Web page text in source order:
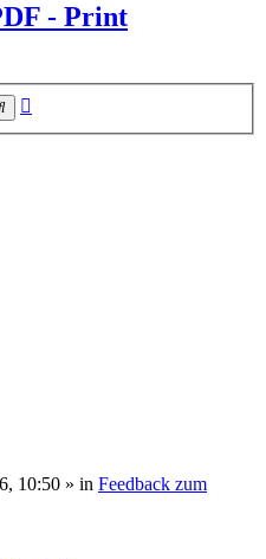
- Print
Suche
10:50 » in Feedback zum